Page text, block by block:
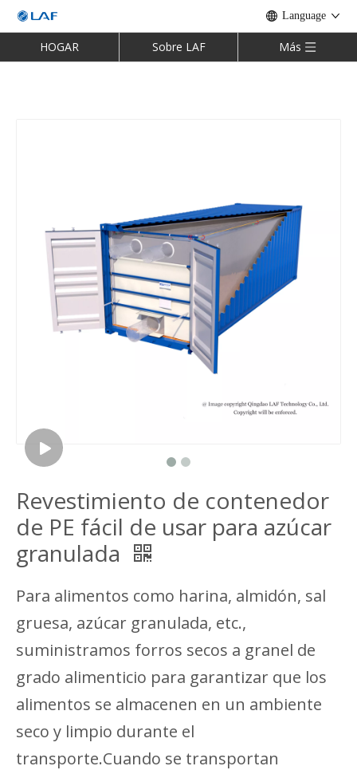
Language
HOGAR Sobre LAF Más
Revestimiento de contenedor
de PE fácil de usar para azúcar
granulada
Para alimentos como harina, almidón, sal
gruesa, azúcar granulada, etc.,
suministramos forros secos a granel de
grado alimenticio para garantizar que los
alimentos se almacenen en un ambiente
seco y limpio durante el
transporte.Cuando se transportan